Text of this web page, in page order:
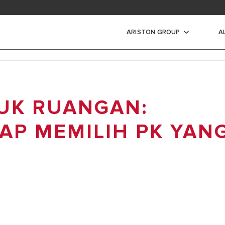
area
ARISTON GROUP
LISTRIKRUANGAN:
MEMILIH PK